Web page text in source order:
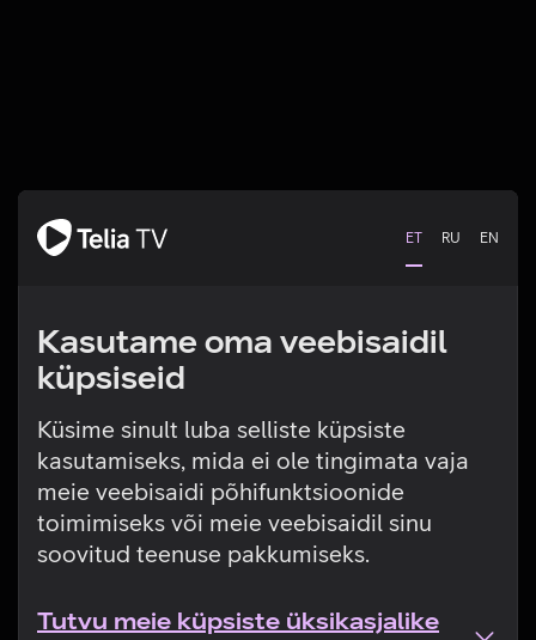
ET RU EN
Kasutame oma veebisaidil
küpsiseid
Küsime sinult luba selliste küpsiste
kasutamiseks, mida ei ole tingimata vaja
meie veebisaidi põhifunktsioonide
toimimiseks või meie veebisaidil sinu
soovitud teenuse pakkumiseks.
Tutvu meie küpsiste üksikasjalike
Tehniline viga